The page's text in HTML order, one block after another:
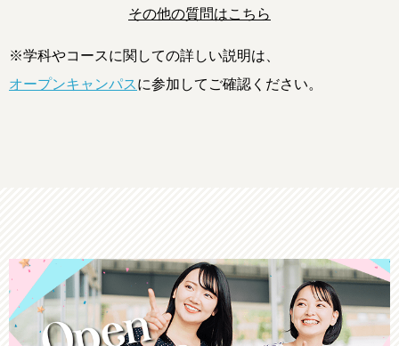
その他の質問はこちら
※学科やコースに関しての詳しい説明は、
オープンキャンパスに参加してご確認ください。